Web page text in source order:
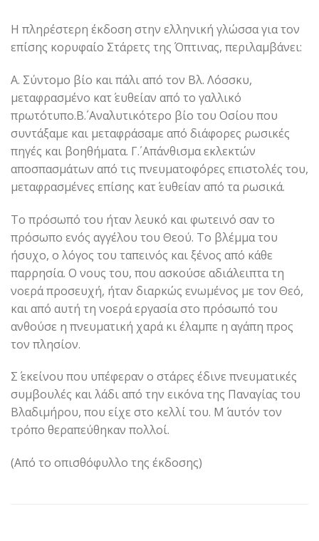
Η πληρέστερη έκδοση στην ελληνική γλώσσα για τον
επίσης κορυφαίο Στάρετς της Όπτινας, περιλαμβάνει:
Α. Σύντομο βίο και πάλι από τον Βλ. Λόσσκυ,
μεταφρασμένο κατ΄ ευθείαν από το γαλλικό
πρωτότυπο.Β΄. Αναλυτικότερο βίο του Οσίου που
συντάξαμε και μεταφράσαμε από διάφορες ρωσικές
πηγές και βοηθήματα. Γ΄. Απάνθισμα εκλεκτών
αποσπασμάτων από τις πνευματοφόρες επιστολές του,
μεταφρασμένες επίσης κατ΄ ευθείαν από τα ρωσικά.
Το πρόσωπό του ήταν λευκό και φωτεινό σαν το
πρόσωπο ενός αγγέλου του Θεού. Το βλέμμα του
ήσυχο, ο λόγος του ταπεινός και ξένος από κάθε
παρρησία. Ο νους του, που ασκούσε αδιάλειπτα τη
νοερά προσευχή, ήταν διαρκώς ενωμένος με τον Θεό,
και από αυτή τη νοερά εργασία στο πρόσωπό του
ανθούσε η πνευματική χαρά κι έλαμπε η αγάπη προς
τον πλησίον.
Σ΄ εκείνου που υπέφεραν ο στάρες έδινε πνευματικές
συμβουλές και λάδι από την εικόνα της Παναγίας του
Βλαδιμήρου, που είχε στο κελλί του. Μ΄ αυτόν τον
τρόπο θεραπεύθηκαν πολλοί.
(Από το οπισθόφυλλο της έκδοσης)